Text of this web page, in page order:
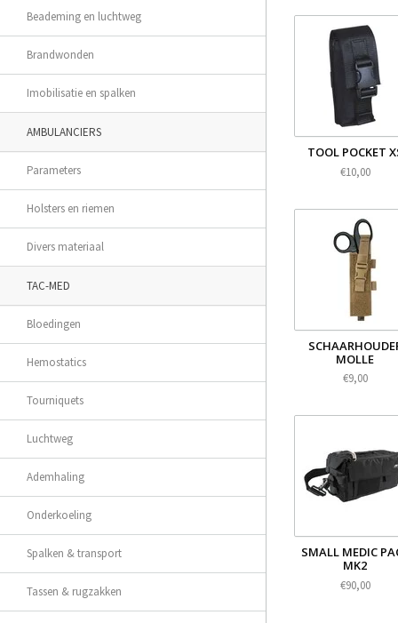
Beademing en luchtweg
Brandwonden
Imobilisatie en spalken
AMBULANCIERS
Parameters
Holsters en riemen
Divers materiaal
TAC-MED
Bloedingen
Hemostatics
Tourniquets
Luchtweg
Ademhaling
Onderkoeling
Spalken & transport
Tassen & rugzakken
TOOL POCKET
€10,00
MOLLE
€9,00
SMALL MEDIC
MK2
€90,00